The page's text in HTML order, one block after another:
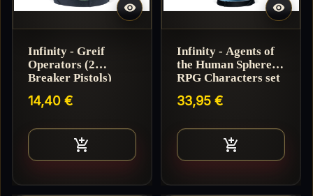

Infinity - Greif
Operators (2
Breaker Pistols)
14,40 €


Infinity - Agents of
the Human Sphere -
RPG Characters set
33,95 €
